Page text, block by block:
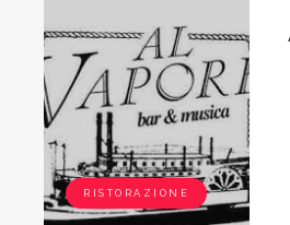
RISTORAZIONE